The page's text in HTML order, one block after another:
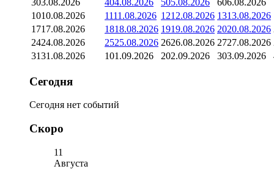
1010.08.2026 1111.08.2026 1212.08.2026 1313.08.2026
1717.08.2026 1818.08.2026 1919.08.2026 2020.08.2026
2424.08.2026 2525.08.2026 2626.08.2026 2727.08.2026
3131.08.2026 101.09.2026 202.09.2026 303.09.2026
Сегодня
Сегодня нет событий
Скоро
11
Августа